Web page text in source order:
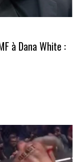
à Dana White :